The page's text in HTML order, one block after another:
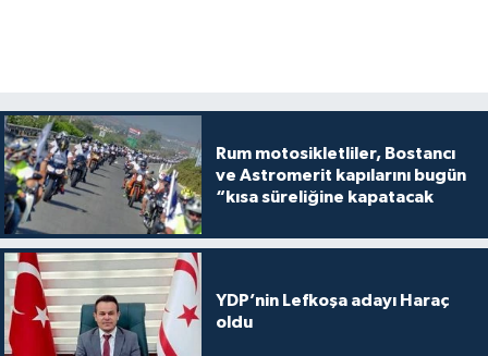
Rum motosikletliler, Bostancı
ve Astromerit kapılarını bugün
“kısa süreliğine kapatacak
YDP’nin Lefkoşa adayı Haraç
oldu